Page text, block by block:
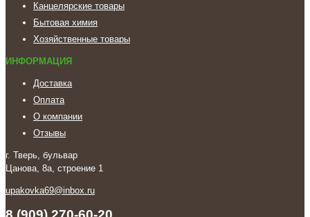
Канцелярские товары
Бытовая химия
Хозяйственные товары
ИНФОРМАЦИЯ
Доставка
Оплата
О компании
Отзывы
г. Тверь, бульвар
Цанова, 8а, строение 1
upakovka69@inbox.ru